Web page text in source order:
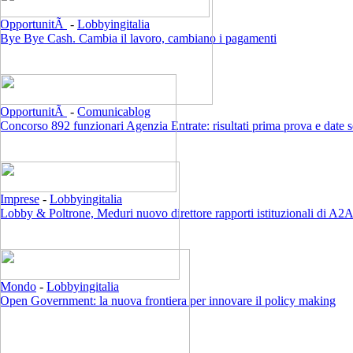
OpportunitÃ - Lobbyingitalia
Bye Bye Cash. Cambia il lavoro, cambiano i pagamenti
OpportunitÃ - Comunicablog
Concorso 892 funzionari Agenzia Entrate: risultati prima prova e date
Imprese - Lobbyingitalia
Lobby & Poltrone, Meduri nuovo direttore rapporti istituzionali di A2A
Mondo - Lobbyingitalia
Open Government: la nuova frontiera per innovare il policy making